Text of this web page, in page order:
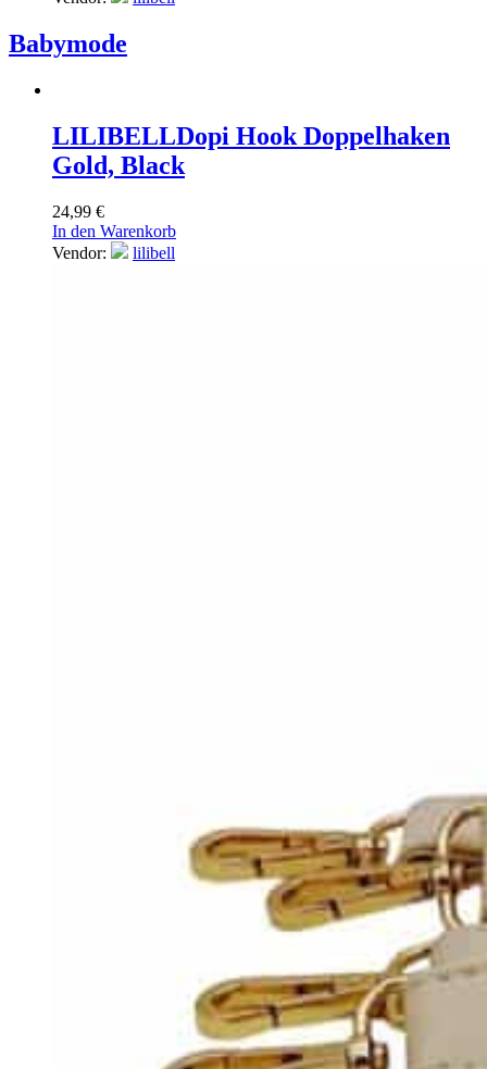
Babymode
LILIBELLDopi Hook Doppelhaken
Gold, Black
24,99 €
In den Warenkorb
Vendor:
lilibell